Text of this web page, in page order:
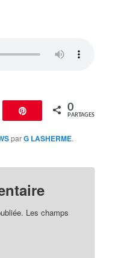
Épingle 0
PARTAGES
parG LASHERME.
Les champs